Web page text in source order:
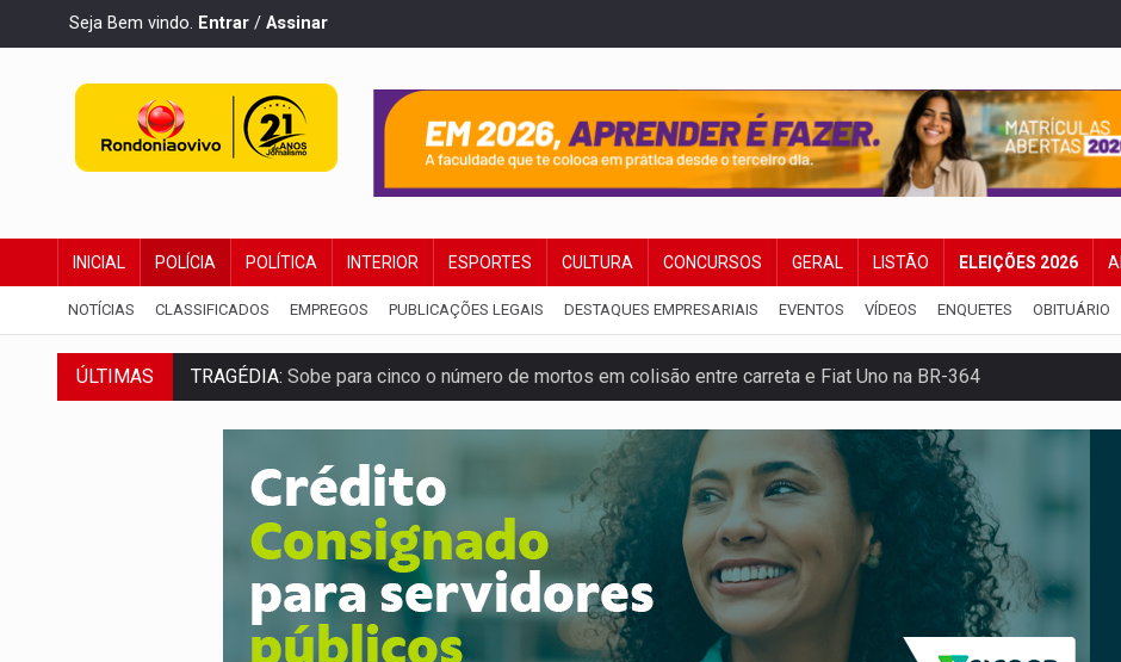
Seja Bem vindo. Entrar / Assinar
INICIAL POLÍCIA POLÍTICA INTERIOR ESPORTES CULTURA CONCURSOS GERAL LISTÃO ELEIÇÕES 2026
NOTÍCIAS CLASSIFICADOS EMPREGOS PUBLICAÇÕES LEGAIS DESTAQUES EMPRESARIAIS EVENTOS VÍDEOS ENQUETES OBITUÁRIO
ÚLTIMAS
TRAGÉDIA:
Sancionada lei contra violência sexual infantil na internet e via IA
COLEGIADO: Brasil e Rússia discutem energia nuclear, defesa e ciência em Brasília
URGENTE:Colisão entre caminhão e carro deixa quatro mortos e um em estado grave na BR
ENCONTRO:Amazônia Negra ganha projeção nacional com participação de Marcela Bonfim
PREVISÃO: Porto Velho tem chances de chuvas isoladas nesta sexta-feira (7)